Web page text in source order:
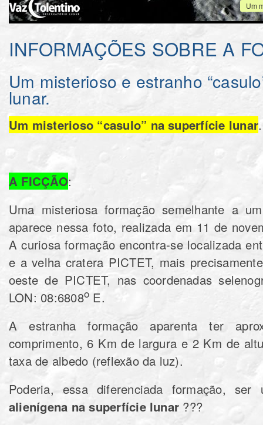
Um
INFORMAÇÕES SOBRE A
Um misterioso e estranho
lunar.
Um misterioso “casulo” na superfície lunar.
A FICÇÃO:
Uma misteriosa formação semelhante a
aparece nessa foto, realizada em 11‎ de ‎novembro‎ de
A curiosa formação encontra-se localizada
e a velha cratera PICTET, mais
oeste de PICTET, nas coordenadas
LON: 08:6808o E.
A estranha formação aparenta ter
comprimento, 6 Km de largura e 2 Km de
taxa de albedo (reflexão da luz).
Poderia, essa diferenciada formação,
alienígena na superfície lunar ???